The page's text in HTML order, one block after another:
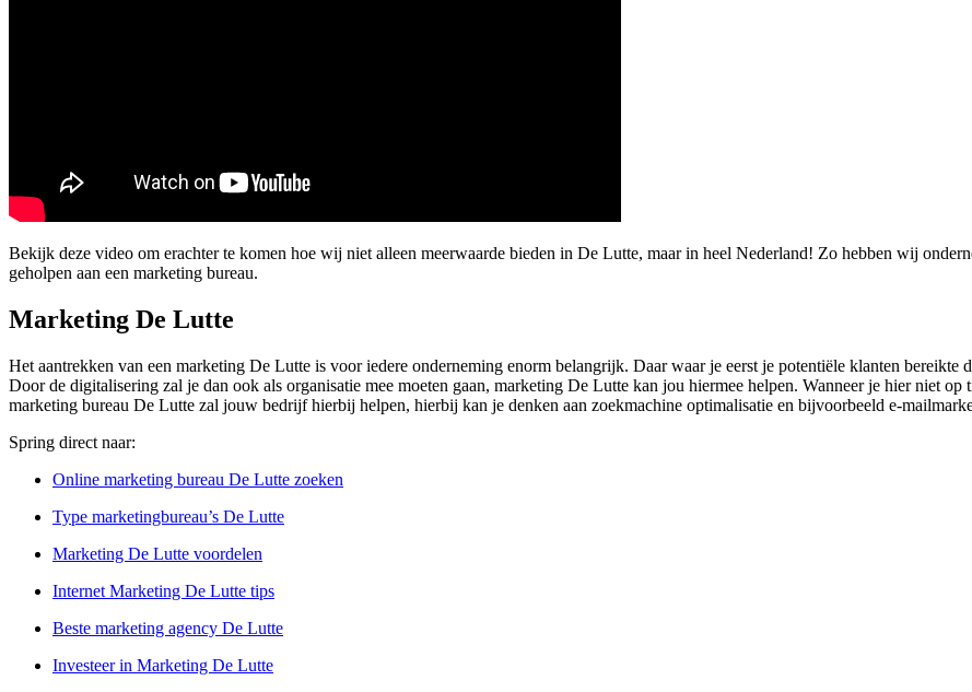
Bekijk deze video om erachter te komen hoe wij niet alleen meerwaarde bieden in De Lutte, maar in heel Nederland! Zo hebben wij
geholpen aan een marketing bureau.
Marketing De Lutte
Het aantrekken van een marketing De Lutte is voor iedere onderneming enorm belangrijk. Daar waar je eerst je potentiële klanten bereikte
Door de digitalisering zal je dan ook als organisatie mee moeten gaan, marketing De Lutte kan jou hiermee helpen. Wanneer je hier niet
marketing bureau De Lutte zal jouw bedrijf hierbij helpen, hierbij kan je denken aan zoekmachine optimalisatie en bijvoorbeeld e-
Spring direct naar:
Online marketing bureau De Lutte zoeken
Type marketingbureau’s De Lutte
Marketing De Lutte voordelen
Internet Marketing De Lutte tips
Beste marketing agency De Lutte
Investeer in Marketing De Lutte